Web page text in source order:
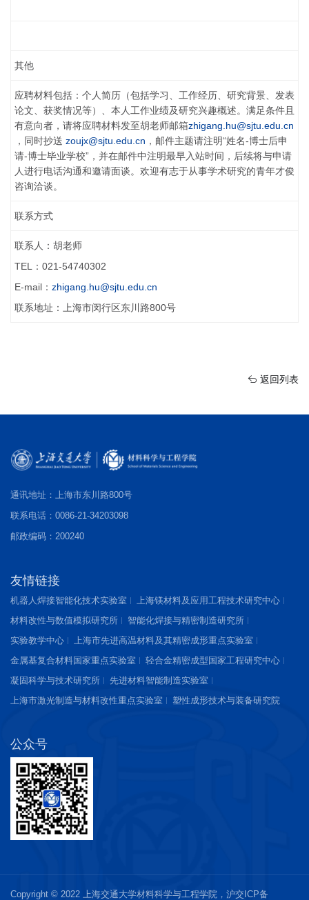
其他
应聘材料包括：个人简历（包括学习、工作经历、研究背景、发表
论文、获奖情况等）、本人工作业绩及研究兴趣概述。满足条件且
有意向者，请将应聘材料发至胡老师邮箱zhigang.hu@sjtu.edu.cn
，同时抄送 zoujx@sjtu.edu.cn ，邮件主题请注明“姓名-博士后申
请-博士毕业学校”，并在邮件中注明最早入站时间，后续将与申请
人进行电话沟通和邀请面谈。欢迎有志于从事学术研究的青年才俊
咨询洽谈。
联系方式
联系人：胡老师
TEL：021-54740302
E-mail： zhigang.hu@sjtu.edu.cn
联系地址：上海市闵行区东川路800号
返回列表
通讯地址：上海市东川路800号
联系电话：0086-21-34203098
邮政编码：200240
友情链接
机器人焊接智能化技术实验室
上海镁材料及应用工程技术研究中心
材料改性与数值模拟研究所
智能化焊接与精密制造研究所
实验教学中心
上海市先进高温材料及其精密成形重点实验室
金属基复合材料国家重点实验室
轻合金精密成型国家工程研究中心
凝固科学与技术研究所
先进材料智能制造实验室
上海市激光制造与材料改性重点实验室
塑性成形技术与装备研究院
公众号
Copyright © 2022 上海交通大学材料科学与工程学院， 沪交ICP备